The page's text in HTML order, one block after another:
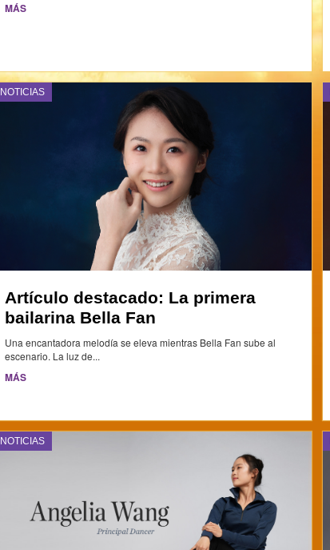
MÁS
NOTICIAS
Artículo destacado: La primera
bailarina Bella Fan
Una encantadora melodía se eleva mientras Bella Fan sube al
escenario. La luz de...
MÁS
NOTICIAS